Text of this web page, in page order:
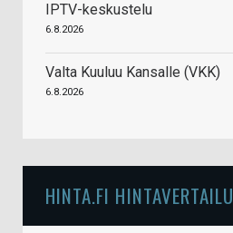
IPTV-keskustelu
6.8.2026
Valta Kuuluu Kansalle (VKK)
6.8.2026
HINTA.FI HINTAVERTAILU